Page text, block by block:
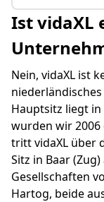
Ist vidaXL ein
Hier sind
interessant
So funktioniert
kommt
Weitere
Ist vidaXL
Nein, vidaXL ist
Hauptsitz liegt
wurden wir
tritt vidaXL über
Sitz in Baar
Gesellschaften
Hartog, beide